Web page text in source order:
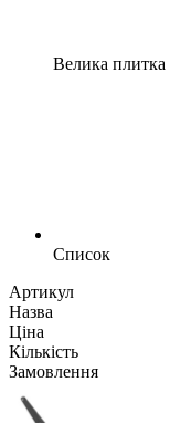
Велика плитка
Список
Артикул
Назва
Ціна
Кількість
Замовлення